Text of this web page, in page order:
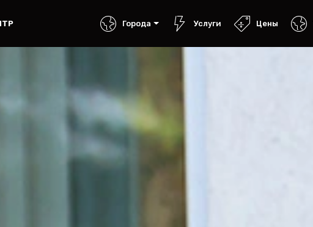
Города Услуги Цены